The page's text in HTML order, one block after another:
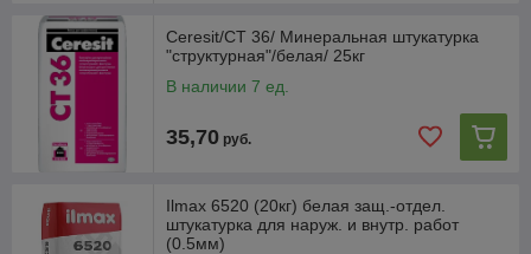
Ceresit/СТ 36/ Минеральная штукатурка
"структурная"/белая/ 25кг
В наличии 7 ед.
35,70 руб.
Ilmax 6520 (20кг) белая защ.-отдел.
штукатурка для наруж. и внутр. работ
(0.5мм)